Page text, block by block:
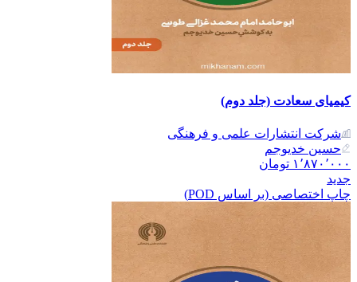
کیمیای سعادت (جلد دوم)
شرکت انتشارات علمی و فرهنگی
حسین خدیوجم
۱٬۸۷۰٬۰۰۰ تومان
جدید
چاپ اختصاصی (بر اساس POD)